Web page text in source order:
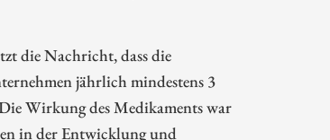
die Nachricht, dass die
jährlich mindestens 3
Wirkung des Medikaments war
in der Entwicklung und